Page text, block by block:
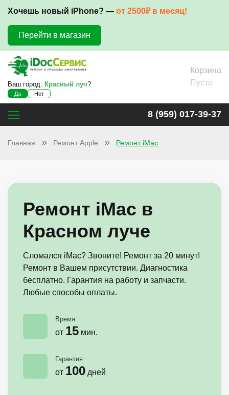
Хочешь новый iPhone? — от 2500₽ в месяц!
Перейти в магазин
Ваш город: Красный луч?
Да Нет
Корзина
Пусто
8 (959) 017-39-37
Главная Ремонт Apple Ремонт iMac
Ремонт iMac в
Красном луче
Сломался iMac? Звоните! Ремонт за 20 минут!
Ремонт в Вашем присутствии. Диагностика
бесплатно. Гарантия на работу и запчасти.
Любые способы оплаты.
Время
от 15 мин.
Гарантия
от 100 дней